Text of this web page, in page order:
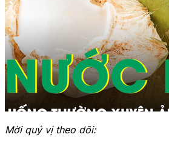
Mời quý vị theo dõi: